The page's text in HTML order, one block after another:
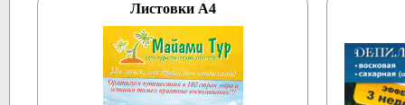
Листовки А4